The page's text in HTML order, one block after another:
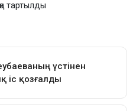
тартылды